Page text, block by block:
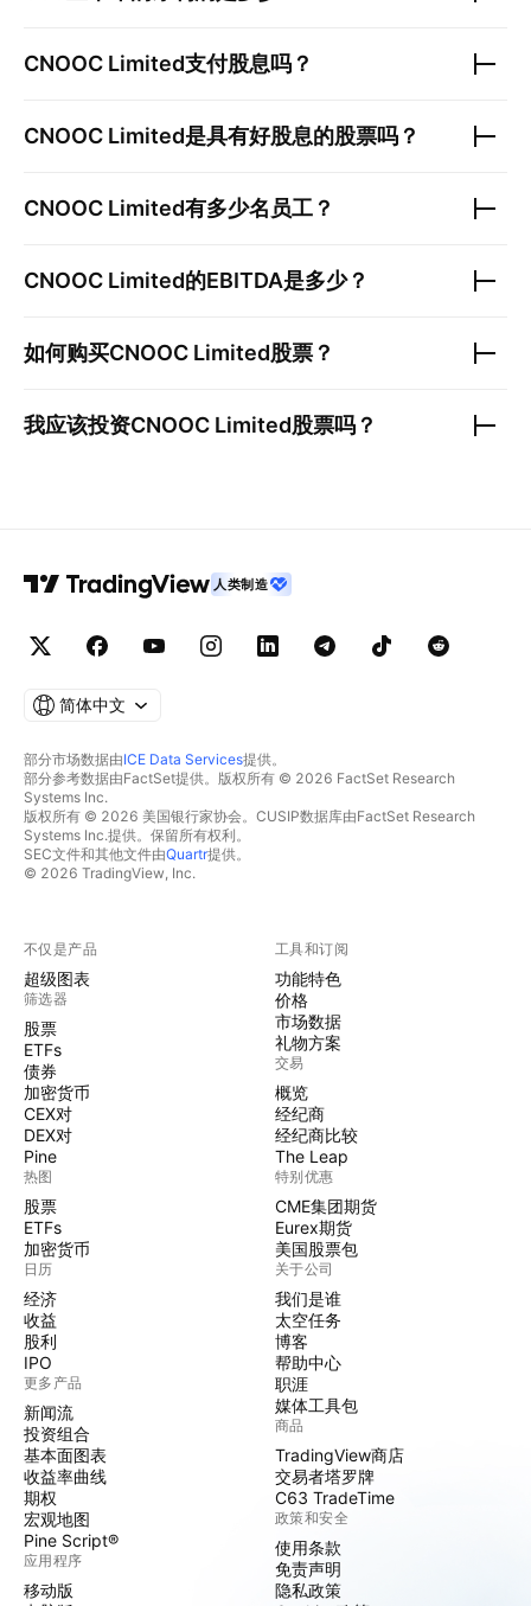
CNOOC Limited支付股息吗？
CNOOC Limited是具有好股息的股票吗？
CNOOC Limited有多少名员工？
CNOOC Limited的EBITDA是多少？
如何购买CNOOC Limited股票？
我应该投资CNOOC Limited股票吗？
人类制造
简体中文
部分市场数据由ICE Data Services提供。
部分参考数据由FactSet提供。版权所有 © 2026 FactSet Research
Systems Inc.
版权所有 © 2026 美国银行家协会。CUSIP数据库由FactSet Research
Systems Inc.提供。保留所有权利。
SEC文件和其他文件由Quartr提供。
© 2026 TradingView, Inc.
不仅是产品
超级图表
筛选器
股票
ETFs
债券
加密货币
CEX对
DEX对
Pine
热图
股票
ETFs
加密货币
日历
经济
收益
股利
IPO
更多产品
新闻流
投资组合
基本面图表
收益率曲线
期权
宏观地图
Pine Script®
应用程序
移动版
工具和订阅
功能特色
价格
市场数据
礼物方案
交易
概览
经纪商
经纪商比较
The Leap
特别优惠
CME集团期货
Eurex期货
美国股票包
关于公司
我们是谁
太空任务
博客
帮助中心
职涯
媒体工具包
商品
TradingView商店
交易者塔罗牌
C63 TradeTime
政策和安全
使用条款
免责声明
隐私政策